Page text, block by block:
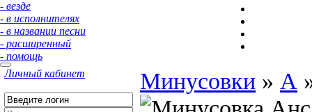
- везде
- в исполнителях
- в названии песни
- расширенный
- помощь
Личный кабинет
Минусовки » А